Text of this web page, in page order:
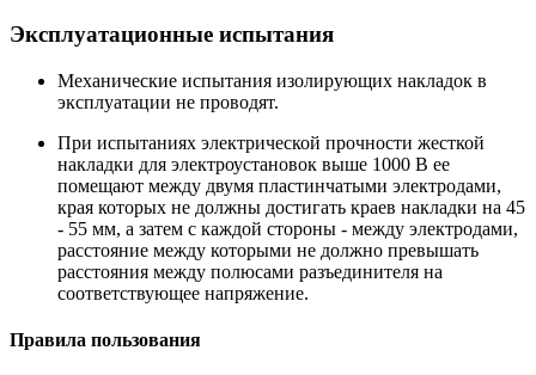
Эксплуатационные испытания
Механические испытания изолирующих накладок в
эксплуатации не проводят.
При испытаниях электрической прочности жесткой
накладки для электроустановок выше 1000 В ее
помещают между двумя пластинчатыми электродами,
края которых не должны достигать краев накладки на 45
- 55 мм, а затем с каждой стороны - между электродами,
расстояние между которыми не должно превышать
расстояния между полюсами разъединителя на
соответствующее напряжение.
Правила пользования